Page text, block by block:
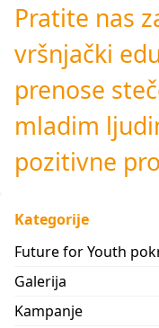
Pratite nas
vršnjački
prenose
mladim
pozitivne
Kategorije
Future for Youth
Galerija
Kampanje